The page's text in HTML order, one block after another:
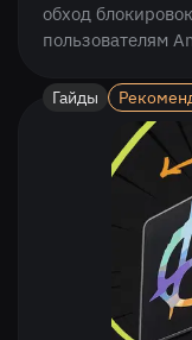
обход
пользователям
Гайды